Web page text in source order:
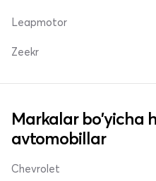
Leapmotor
Zeekr
Markalar bo'yicha
avtomobillar
Chevrolet